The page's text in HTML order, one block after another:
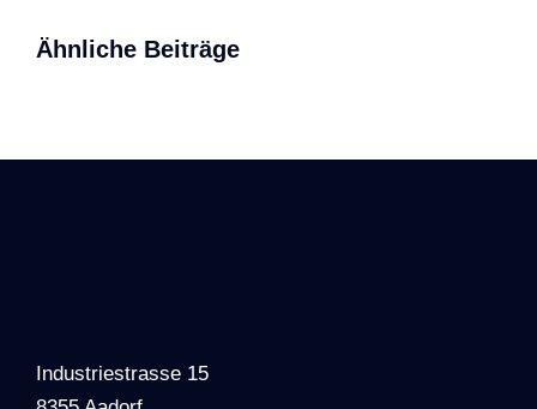
Ähnliche Beiträge
Industriestrasse 15